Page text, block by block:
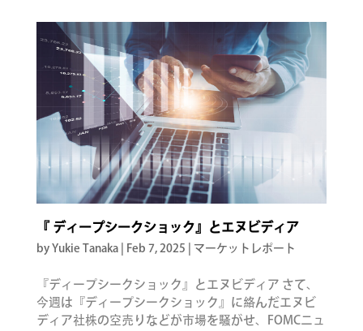
『 ディープシークショック』とエヌビディア
by Yukie Tanaka| Feb 7, 2025 マーケットレポート
『ディープシークショック』とエヌビディア さて、
今週は『ディープシークショック』に絡んだエヌビ
ディア社株の空売りなどが市場を騒がせ、FOMCニュ